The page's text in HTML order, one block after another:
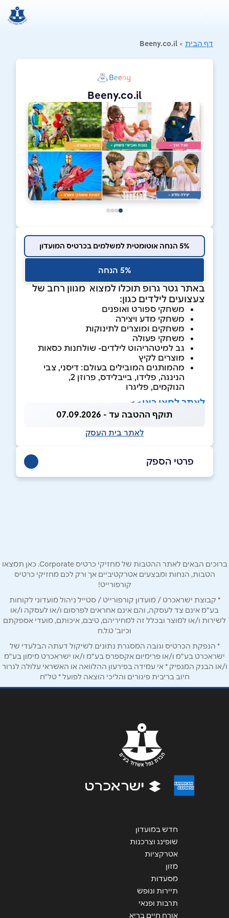
דף הבית >
Beeny.co.il
Beeny.co.il
5% הנחה אוטומטית למשלמים בכרטיס המועדון
5% הנחה
באתר גטר גרופ תוכלו למצוא מגוון רחב של
צעצועים לילדים כגון:
משחקי ספורט ואופנים
משחקי מדע ויצירה
משחקים ומוצרים לתינוקות
משחקי פעולה
גב למיטהריהוט לילדים- שולחנות כסאות
מוצרים לקיץ
מהמותגים המובילים בעולם: דיסני, צבי
הנינגה, פלידו, בייבלידס, פרוזן 2,
הנוקמים, פליגרו
לאתר לחצו כאן>>
תוקף ההטבה עד - 07.09.2026
לאתר בית העסק
פרטי הספק
שם מלא*
אימייל*
נושא*
אנא חזרו אלי בקשר ל...
שליחה
ברוכים הבאים לאתר ההטבות של מחזיקי כרטיס Corporate. כאן תמצאו
הטבות, הנחות ומבצעים אטרקטיביים אך ורק לכם מחזיקי כרטיס
קורפורייט!
* קבוצת ישראכרט / מועדון קורפורייט / סטייל ניהול מועדוני לקוחות
בע"מ אינם צד לעסקה, והם אינם אחראים לפרסום ו/או לעסקה ו/או
לשירות ו/או למוצר ובכלל זה למחיריהם, טיבם, איכותם, מועדי אספקתם
וכיוב' ט.ל.ח
* הנפקת הכרטיס וגובה המסגרת נתונים לשיקול דעתה הבלעדי של
ישראכרט בע"מ ו/או פרימיום אקספרס בע"מ ו/או ישראכרט מימון בע"מ
ו/או הבנק המנפיק * אי עמידה בפירעון ההלוואה או האשראי עלולה לגרור
חיוב בריבית פיגורים והליכי הוצאה לפועל * טל"ח
חדש במועדון
שופינג וצרכנות
אטרקציות
מזון
מסעדות
תיירות ונופש
תרבות ופנאי
אורח חיים בריא